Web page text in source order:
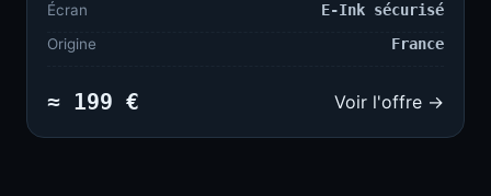
Écran
E-Ink sécurisé
Origine
France
≈ 199 € Voir l'offre →